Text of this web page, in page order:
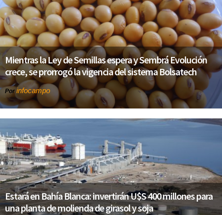
Mientras la Ley de Semillas espera y Sembrá Evolución
crece, se prorrogó la vigencia del sistema Bolsatech
Por infocampo
Estará en Bahía Blanca: invertirán U$S 400 millones para
una planta de molienda de girasol y soja